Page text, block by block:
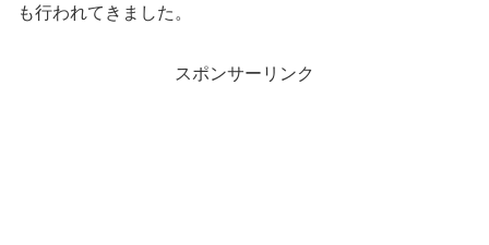
も行われてきました。
スポンサーリンク